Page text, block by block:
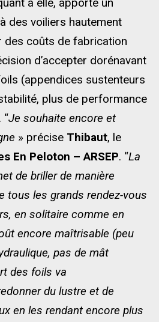
à elle, apporte un
des voiliers hautement
des coûts de fabrication
d’accepter dorénavant
(appendices sustenteurs
plus de performance
Je souhaite encore et
» précise Thibaut, le
En Peloton – ARSEP. “La
de briller de manière
tous les grands rendez-vous
en solitaire comme en
encore maîtrisable (peu
pas de mât
des foils va
du lustre et de
en les rendant encore plus